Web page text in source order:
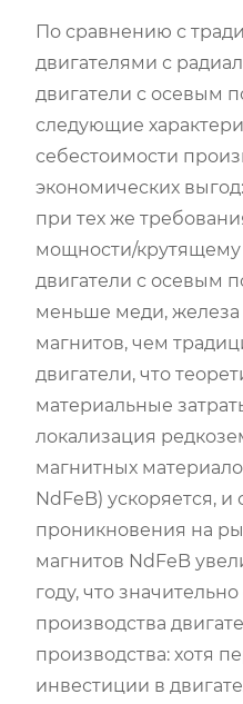
По сравнению с
двигателями с
двигатели с осевым
следующие
себестоимости
экономических
при тех же
мощности/
двигатели с осевым
меньше меди, железа
магнитов, чем
двигатели, что
материальные
локализация
магнитных
NdFeB) ускоряется,
проникновения на
магнитов NdFeB
году, что
производства
производства: хотя
инвестиции в